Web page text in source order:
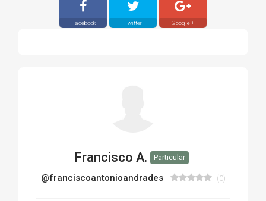
Facebook Twitter Google +
Francisco A. Particular
@franciscoantonioandrades (0)